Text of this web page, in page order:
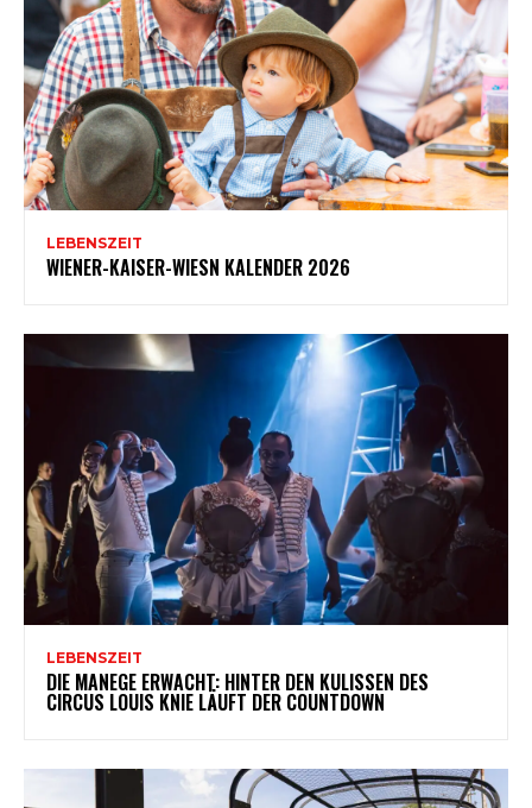
LEBENSZEIT
WIENER-KAISER-WIESN KALENDER 2026
LEBENSZEIT
DIE MANEGE ERWACHT: HINTER DEN KULISSEN DES
CIRCUS LOUIS KNIE LÄUFT DER COUNTDOWN